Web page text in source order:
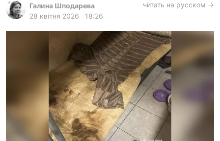
харків
архів
gambling
ua en
Галина Шподарева
28 квітня 2026
18:26
читать на русском →